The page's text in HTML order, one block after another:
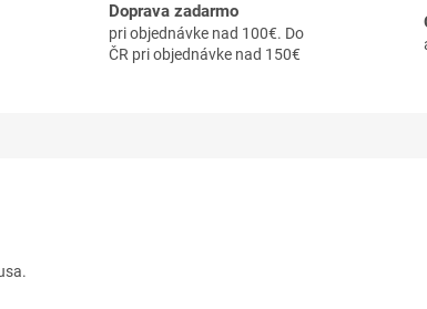
Doprava zadarmo
pri objednávke nad 100€. Do
ČR pri objednávke nad 150€